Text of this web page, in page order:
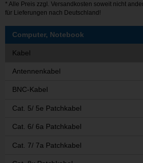
* Alle Preis zzgl. Versandkosten soweit nicht
für Lieferungen nach Deutschland!
Computer, Notebook
Kabel
Antennenkabel
BNC-Kabel
Cat. 5/ 5e Patchkabel
Cat. 6/ 6a Patchkabel
Cat. 7/ 7a Patchkabel